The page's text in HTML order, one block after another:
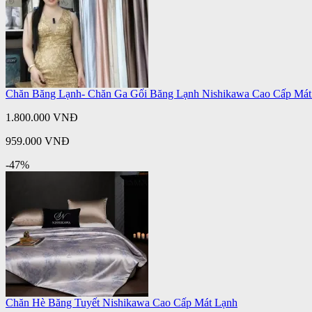
Chăn Băng Lạnh- Chăn Ga Gối Băng Lạnh Nishikawa Cao Cấp
1.800.000 VNĐ
959.000 VNĐ
-47%
Chăn Hè Băng Tuyết Nishikawa Cao Cấp Mát Lạnh